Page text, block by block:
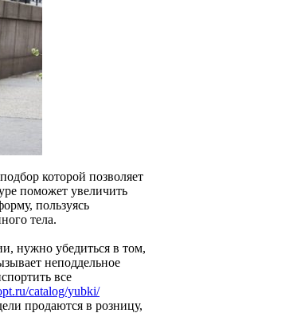
которой позволяет
поможет увеличить
пользуясь
тела.
нужно убедиться в том,
неподдельное
все
catalog/yubki/
продаются в розницу,